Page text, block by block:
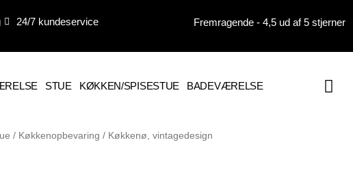
24/7 kundeservice Fremragende - 4,5 ud af 5 stjerner
STUE KØKKEN/SPISESTUE BADEVÆRELSE Kurv
/ Køkkenopbevaring / Køkkenø, vintagedesign